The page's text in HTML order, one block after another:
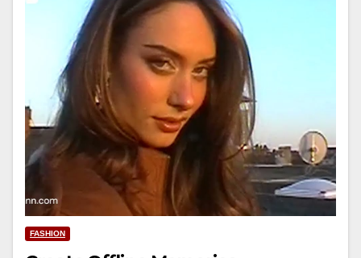
FASHION